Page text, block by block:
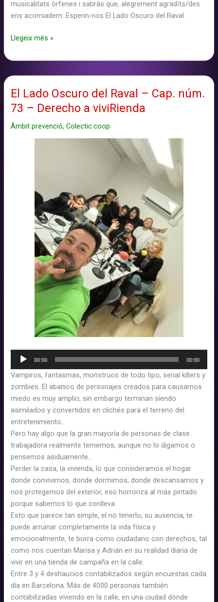
musicalitats òrfenes i sabràs que, alegrement agradïts/des
ens acomiadem. Esperin-nos El Lado Oscuro del Raval.
El
Oscuro
–
Cap.
74
Llegeix més »
El Lado Oscuro del Raval – Cap. núm.
73 – Derecho a viviRienda
Àmbit prevenció,Colectic.coop
Reproductor
00:00 00:00
Vampiros, fantasmas, monstruos de todo tipo, serial killers y
zombies. El abanico de personajes creados para causarnos
miedo es muy amplio, sin embargo terminan siendo
asimilados y convertidos en clichés para el terreno del
entretenimiento.
Pero hay algo que la gran mayoría de personas de clase
trabajadora realmente tememos, aunque no lo digamos o
pensemos asiduamente…
Perder la casa, la vivienda, lo que consideramos el hogar
donde convivimos, donde dormimos, donde descansamos y
nos protegemos del exterior, eso horroriza al más pintado
porque sabemos lo que conlleva.
Esto que parece tan simple, el no tenerlo, su ausencia, te
puede arruinar completamente la vida física y
emocionalmente, te borra como ciudadano con derechos, tal
como nos cuentan Marisa y Adrián en su realidad diaria de
vivir en una tienda de campaña en la calle.
Entre 3 y 4 deshaucios contabilizados según encuestas cada
día en Barcelona. Más de 4000 personas también
contabilizadas viviendo en la calle, en una ciudad dónde